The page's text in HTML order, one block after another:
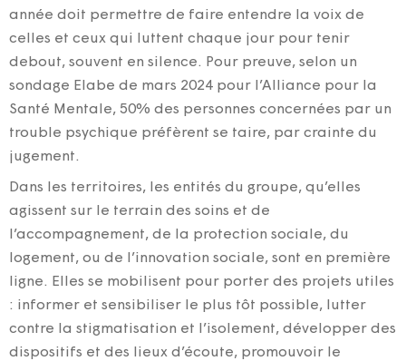
année doit permettre de faire entendre la voix de
celles et ceux qui luttent chaque jour pour tenir
debout, souvent en silence. Pour preuve, selon un
sondage Elabe de mars 2024 pour l’Alliance pour la
Santé Mentale, 50% des personnes concernées par un
trouble psychique préfèrent se taire, par crainte du
jugement.
Dans les territoires, les entités du groupe, qu’elles
agissent sur le terrain des soins et de
l’accompagnement, de la protection sociale, du
logement, ou de l’innovation sociale, sont en première
ligne. Elles se mobilisent pour porter des projets utiles
: informer et sensibiliser le plus tôt possible, lutter
contre la stigmatisation et l’isolement, développer des
dispositifs et des lieux d’écoute, promouvoir le